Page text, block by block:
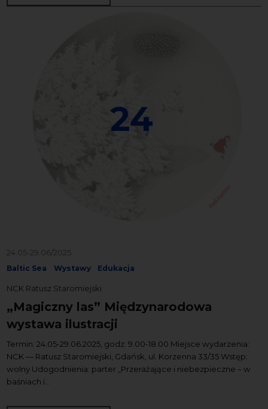
24
24.05-29.06/2025
Baltic Sea Wystawy Edukacja
NCK Ratusz Staromiejski
„Magiczny las” Międzynarodowa
wystawa ilustracji
Termin: 24.05-29.06.2025, godz. 9.00-18.00 Miejsce wydarzenia:
NCK — Ratusz Staromiejski, Gdańsk, ul. Korzenna 33/35 Wstęp:
wolny Udogodnienia: parter „Przerażające i niebezpieczne – w
baśniach i...